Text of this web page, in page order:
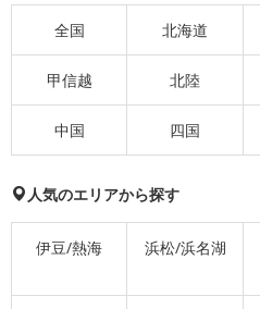
全国 北海道
甲信越 北陸
中国 四国
人気のエリアから探す
伊豆/熱海 浜松/浜名湖